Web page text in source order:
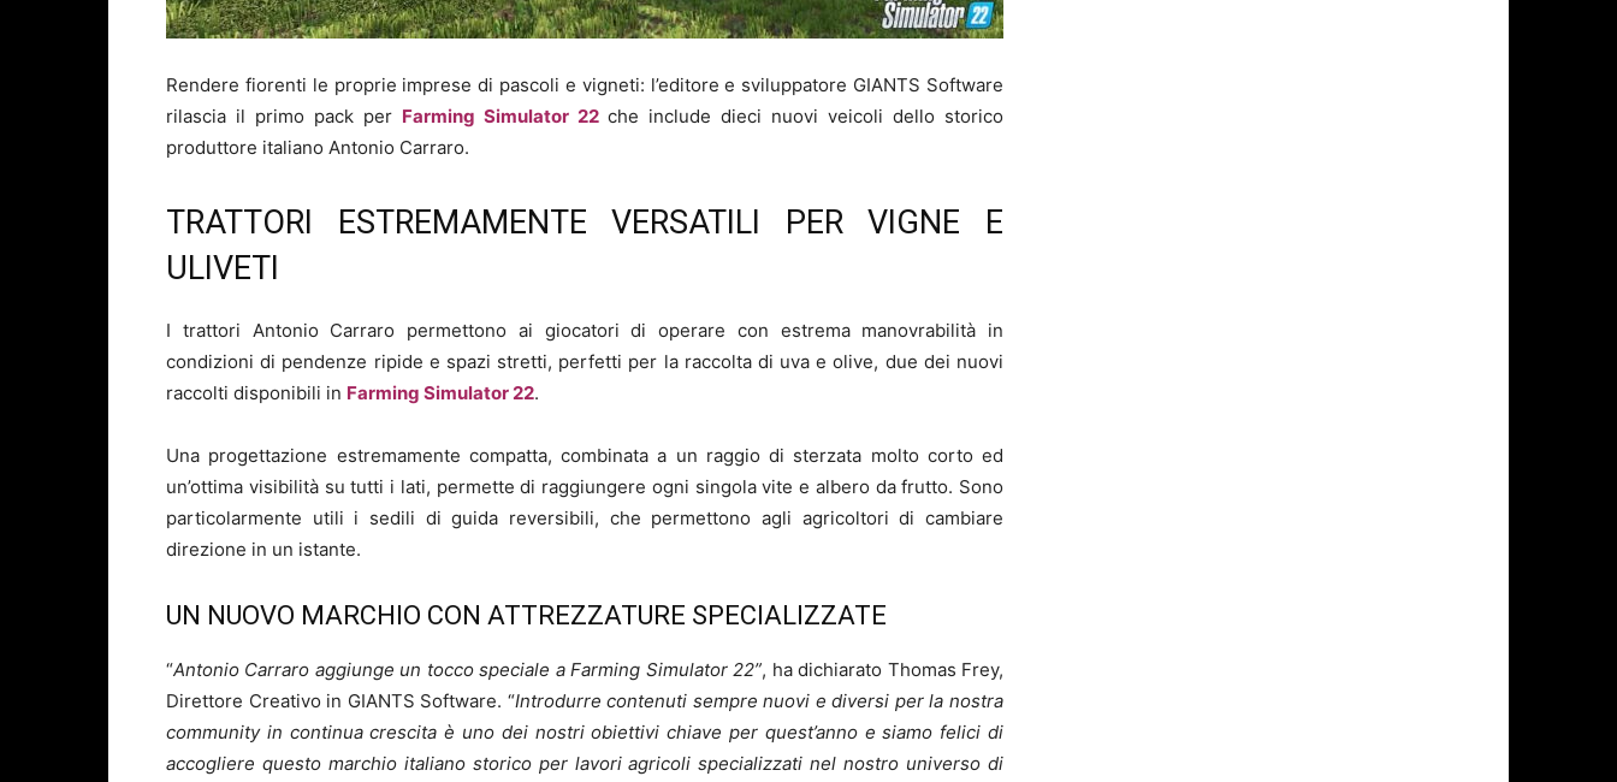
Rendere fiorenti le proprie imprese di pascoli e vigneti: l’editore e sviluppatore GIANTS Software
rilascia il primo pack per Farming Simulator 22che include dieci nuovi veicoli dello storico
produttore italiano Antonio Carraro.
TRATTORI ESTREMAMENTE VERSATILI PER VIGNE E
ULIVETI
I trattori Antonio Carraro permettono ai giocatori di operare con estrema manovrabilità in
condizioni di pendenze ripide e spazi stretti, perfetti per la raccolta di uva e olive, due dei nuovi
raccolti disponibili in Farming Simulator 22.
Una progettazione estremamente compatta, combinata a un raggio di sterzata molto corto ed
un’ottima visibilità su tutti i lati, permette di raggiungere ogni singola vite e albero da frutto. Sono
particolarmente utili i sedili di guida reversibili, che permettono agli agricoltori di cambiare
direzione in un istante.
UN NUOVO MARCHIO CON ATTREZZATURE SPECIALIZZATE
“Antonio Carraro aggiunge un tocco speciale a Farming Simulator 22”, ha dichiarato Thomas Frey,
Direttore Creativo in GIANTS Software. “Introdurre contenuti sempre nuovi e diversi per la nostra
community in continua crescita è uno dei nostri obiettivi chiave per quest’anno e siamo felici di
accogliere questo marchio italiano storico per lavori agricoli specializzati nel nostro universo di